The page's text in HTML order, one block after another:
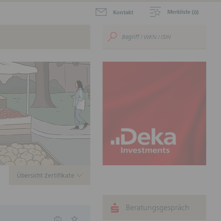
Kontakt Merkliste (0)
aktuellen Zertifikate zum
für Ihr
Beratungsgespräch
Übersicht Zertifikate